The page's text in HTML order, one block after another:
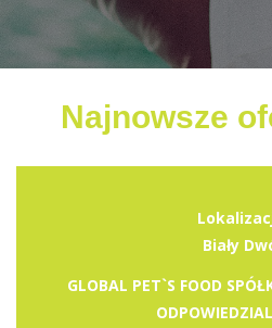
Najnowsze
Biały
GLOBAL PET`S FOOD